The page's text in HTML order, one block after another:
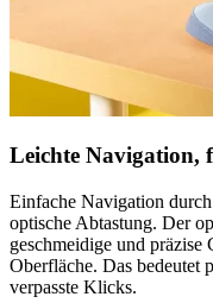
Leichte Navigation,
Einfache Navigation
optische Abtastung. Der
geschmeidige und präzise
Oberfläche. Das bedeutet
verpasste Klicks.